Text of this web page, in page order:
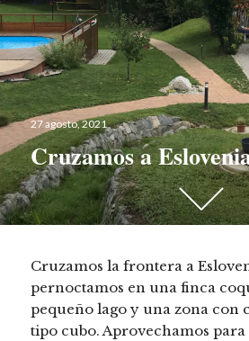
Publicado
el
27 agosto, 2021
Cruzamos a
hacia
para
ver
más
Cruzamos la frontera a
pernoctamos en una finca
pequeño lago y una zona con
tipo cubo. Aprovechamos